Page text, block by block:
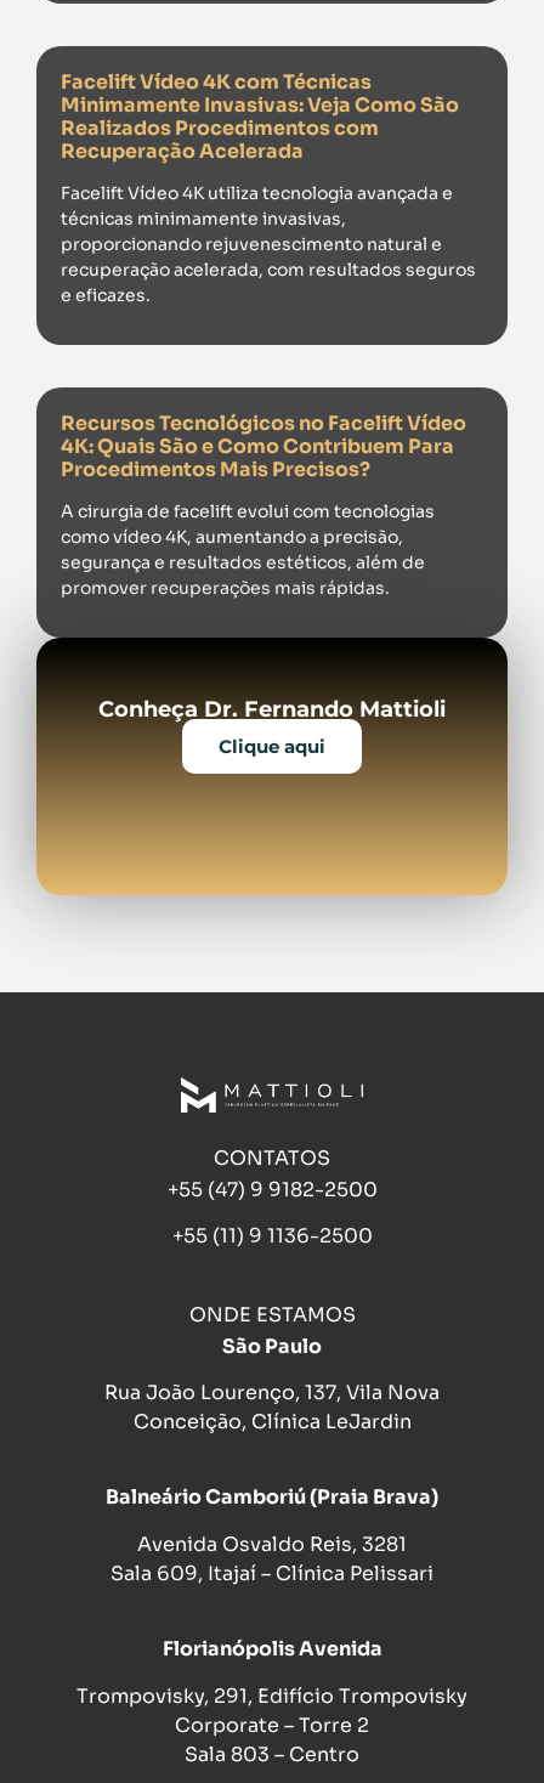
Facelift Vídeo 4K com Técnicas
Minimamente Invasivas: Veja Como São
Realizados Procedimentos com
Recuperação Acelerada
Facelift Vídeo 4K utiliza tecnologia avançada e
técnicas minimamente invasivas,
proporcionando rejuvenescimento natural e
recuperação acelerada, com resultados seguros
e eficazes.
Recursos Tecnológicos no Facelift Vídeo
4K: Quais São e Como Contribuem Para
Procedimentos Mais Precisos?
A cirurgia de facelift evolui com tecnologias
como vídeo 4K, aumentando a precisão,
segurança e resultados estéticos, além de
promover recuperações mais rápidas.
Conheça Dr. Fernando Mattioli
Clique aqui
CONTATOS
+55 (47) 9 9182-2500
+55 (11) 9 1136-2500
ONDE ESTAMOS
São Paulo
Rua João Lourenço, 137, Vila Nova
Conceição, Clínica LeJardin
Balneário Camboriú (Praia Brava)
Avenida Osvaldo Reis, 3281
Sala 609, Itajaí – Clínica Pelissari
Florianópolis Avenida
Trompovisky, 291, Edifício Trompovisky
Corporate – Torre 2
Sala 803 – Centro